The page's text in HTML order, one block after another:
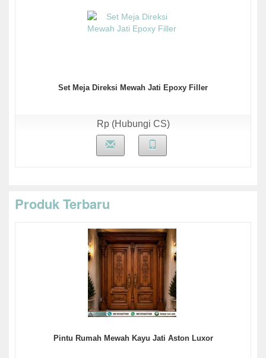
Set Meja Direksi Mewah Jati Epoxy Filler
Rp (Hubungi CS)
Produk Terbaru
Pintu Rumah Mewah Kayu Jati Aston Luxor